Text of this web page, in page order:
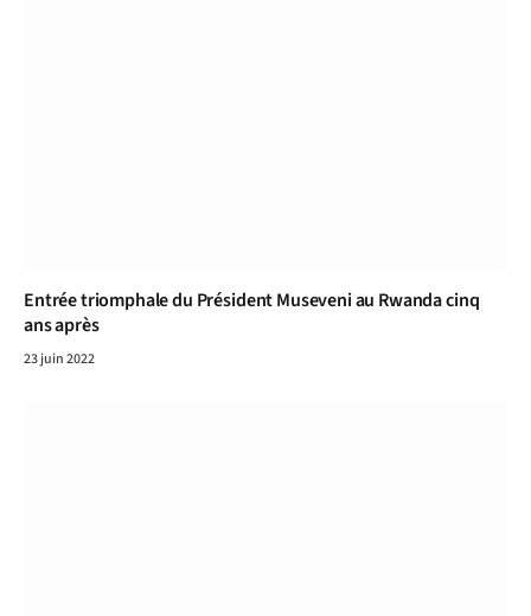
Entrée triomphale du Président Museveni au Rwanda cinq
ans après
23 juin 2022